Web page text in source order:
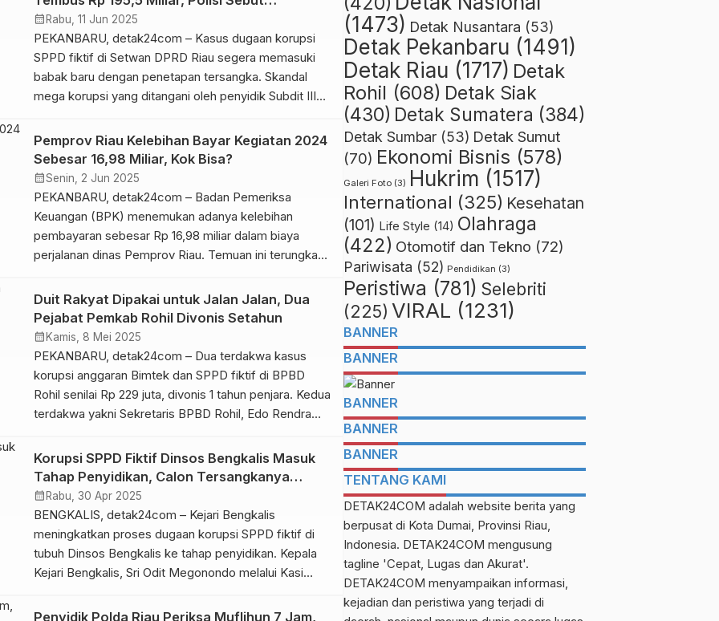
‘perlawanan’ karena inisial calon tersangka itu dinilai
[…]
Tersangka Lebih Satu Orang
calendar_month Rabu, 11 Jun 2025
PEKANBARU, detak24com – Kasus dugaan korupsi
SPPD fiktif di Setwan DPRD Riau segera memasuki
babak baru dengan penetapan tersangka. Skandal
mega korupsi yang ditangani oleh penyidik Subdit III
kerugian negara yang fantastis, mencapai Rp 195,9
miliar dari anggaran tahun 2020-2021. Direktur
Reskrimsus Polda Riau, Kombes Pol Ade Kuncoro […]
Pemprov Riau Kelebihan Bayar Kegiatan 2024
Sebesar 16,98 Miliar, Kok Bisa?
calendar_monthSenin, 2 Jun 2025
PEKANBARU, detak24com – Badan Pemeriksa
Keuangan (BPK) menemukan adanya kelebihan
pembayaran sebesar Rp 16,98 miliar dalam biaya
perjalanan dinas Pemprov Riau. Temuan ini terungkap
Keuangan Pemprov Riau Tahun Anggaran 2024, yang
disampaikan dalam rapat paripurna DPRD Riau, Senin
(02/06/25). Gubernur Riau, Abdul Wahid, yang hadir
dalam rapat bersama […]
Duit Rakyat Dipakai untuk Jalan Jalan, Dua
Pejabat Pemkab Rohil Divonis Setahun
calendar_month Kamis, 8 Mei 2025
PEKANBARU, detak24com – Dua terdakwa kasus
korupsi anggaran Bimtek dan SPPD fiktif di BPBD
Rohil senilai Rp 229 juta, divonis 1 tahun penjara. Kedua
terdakwa yakni Sekretaris BPBD Rohil, Edo Rendra
Majelis Hakim Pengadilan Tindak Pidana Korupsi
(Tipikor) Pekanbaru yang diketuai Jonson Parancis,
Rabu (07/05/25) petang. Hakim menyatakan kedua
[…]
Korupsi SPPD Fiktif Dinsos Bengkalis Masuk
Tahap Penyidikan, Calon Tersangkanya…
calendar_month Rabu, 30 Apr 2025
BENGKALIS, detak24com – Kejari Bengkalis
meningkatkan proses dugaan korupsi SPPD fiktif di
tubuh Dinsos Bengkalis ke tahap penyidikan. Kepala
Kejari Bengkalis, Sri Odit Megonondo melalui Kasi
perkara tersebut telah naik ke tahap penyidikan sejak
Penyidik Polda Riau Periksa Muflihun 7 Jam,
(1473) Detak Nusantara (53)
Detak Pekanbaru (1491)
Detak Riau (1717) Detak
Rohil (608) Detak Siak
(430) Detak Sumatera (384)
Detak Sumbar (53) Detak Sumut
(70) Ekonomi Bisnis (578)
Galeri Foto (3) Hukrim (1517)
International (325) Kesehatan
(101) Life Style (14) Olahraga
(422) Otomotif dan Tekno (72)
Pariwisata (52) Pendidikan (3)
Peristiwa (781) Selebriti
(225) VIRAL (1231)
BANNER
BANNER
BANNER
BANNER
BANNER
TENTANG KAMI
DETAK24COM adalah website berita yang
berpusat di Kota Dumai, Provinsi Riau,
Indonesia. DETAK24COM mengusung
tagline 'Cepat, Lugas dan Akurat'.
DETAK24COM menyampaikan informasi,
kejadian dan peristiwa yang terjadi di